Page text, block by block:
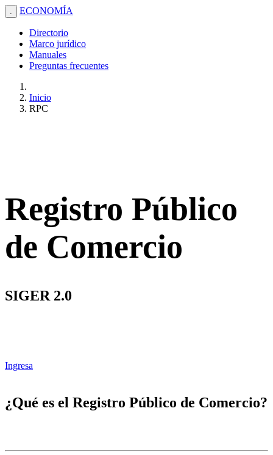
. ECONOMÍA
Directorio
Marco jurídico
Manuales
Preguntas frecuentes
Inicio
RPC
Registro Público
de Comercio
SIGER 2.0
Ingresa
¿Qué es el Registro Público de Comercio?